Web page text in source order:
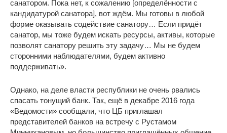
санатором. Пока нет, к сожалению [определённости с
кандидатурой санатора], вот ждём. Мы готовы в любой
форме оказывать содействие санатору… Если придёт
санатор, мы тоже будем искать ресурсы, активы, которые
позволят санатору решить эту задачу… Мы не будем
сторонними наблюдателями, будем активно
поддерживать».
Однако, на деле власти республики не очень рвались
спасать тонущий банк. Так, ещё в декабре 2016 года
«Ведомости» сообщали, что ЦБ приглашал
представителей банков на встречу с Рустамом